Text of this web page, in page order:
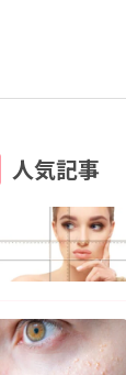
人気記事